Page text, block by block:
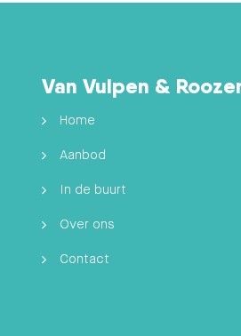
Van Vulpen &
Home
Aanbod
In de buurt
Over ons
Contact